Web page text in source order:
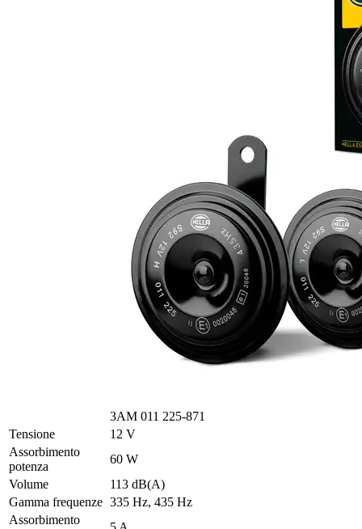
3AM 011 225-871
Tensione
12 V
Assorbimento
potenza
60 W
Volume
113 dB(A)
Gamma frequenze 335 Hz, 435 Hz
Assorbimento